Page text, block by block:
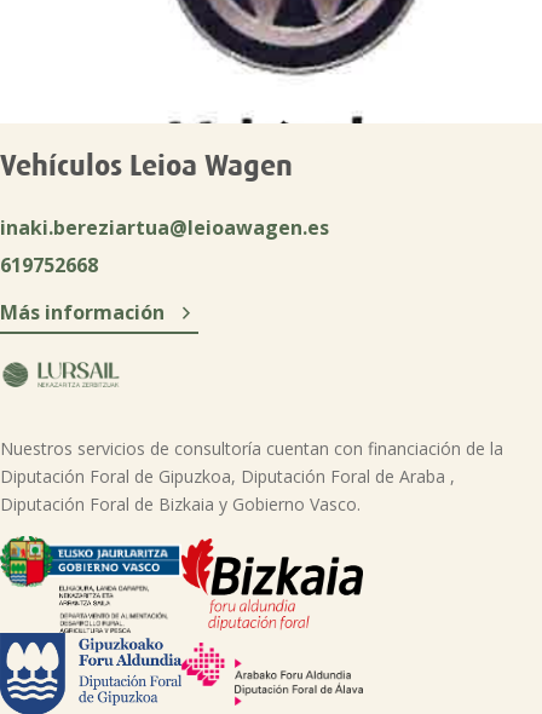
Vehículos Leioa Wagen
inaki.bereziartua@leioawagen.es
619752668
Más información

Nuestros servicios de consultoría cuentan con financiación de la
Diputación Foral de Gipuzkoa, Diputación Foral de Araba ,
Diputación Foral de Bizkaia y Gobierno Vasco.